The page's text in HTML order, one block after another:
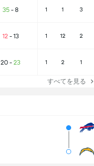
35 - 8 1 1 3
12- 13 1 12 2
20 - 23 1 2 1
すべてを見る